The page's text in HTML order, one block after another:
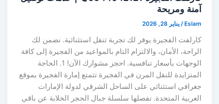
آمنة ومريحة
Eslam
/يناير 28, 2026
كارلفت الفجيرة يوفر لك تجربة تنقل استثنائية. نضمن لك
الراحة، الأمان، والالتزام التام بالمواعيد من الفجيرة إلى كافة
الوجهات بأسعار تنافسية. احجز مشوارك الآن! 1. الحاجة
المتزايدة للنقل المرن في الفجيرة تتمتع إمارة الفجيرة بموقع
جغرافي استثنائي على الساحل الشرقي لدولة الإمارات
العربية المتحدة. تفصلها سلسلة جبال الحجر الخلابة عن باقي